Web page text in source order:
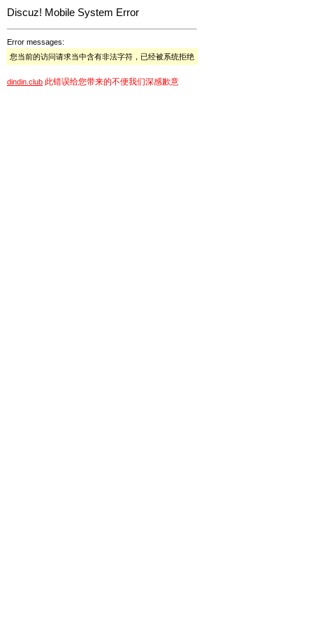
Discuz! Mobile System Error
Error messages:
您当前的访问请求当中含有非法字符，已经被系统拒绝
dindin.club 此错误给您带来的不便我们深感歉意